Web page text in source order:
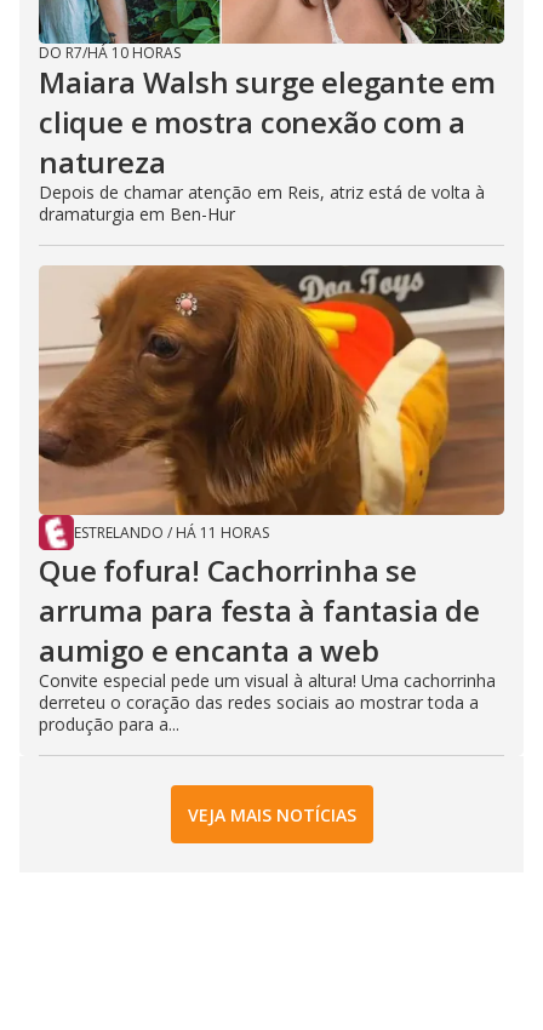
DO R7/HÁ 10 HORAS
Maiara Walsh surge elegante em
clique e mostra conexão com a
natureza
Depois de chamar atenção em Reis, atriz está de volta à
dramaturgia em Ben-Hur
ESTRELANDO / HÁ 11 HORAS
Que fofura! Cachorrinha se
arruma para festa à fantasia de
aumigo e encanta a web
Convite especial pede um visual à altura! Uma cachorrinha
derreteu o coração das redes sociais ao mostrar toda a
produção para a...
VEJA MAIS NOTÍCIAS